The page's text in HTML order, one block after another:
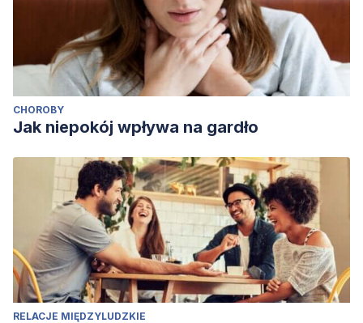
CHOROBY
Jak niepokój wpływa na gardło
RELACJE MIĘDZYLUDZKIE